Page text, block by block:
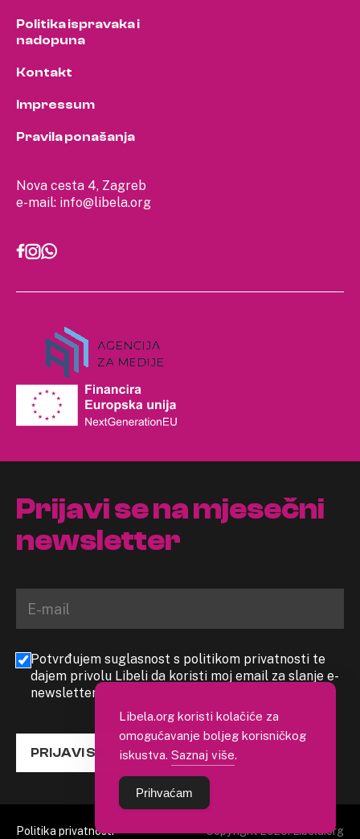
Nova cesta 4, Zagreb
e-mail: info@libela.org
Politika ispravaka i
nadopuna
Kontakt
Impressum
Pravila ponašanja
Prijavi se na mjesečni
newsletter
Potvrđujem suglasnost s politikom privatnosti te
dajem privolu Libeli da koristi moj email za slanje e-
newslettera
PRIJAVI SE
Politika privatnosti Copyright 2026. Libela.org
Libela.org koristi kolačiće za
omogućavanje boljeg korisničkog
iskustva. Saznaj više.
Prihvaćam